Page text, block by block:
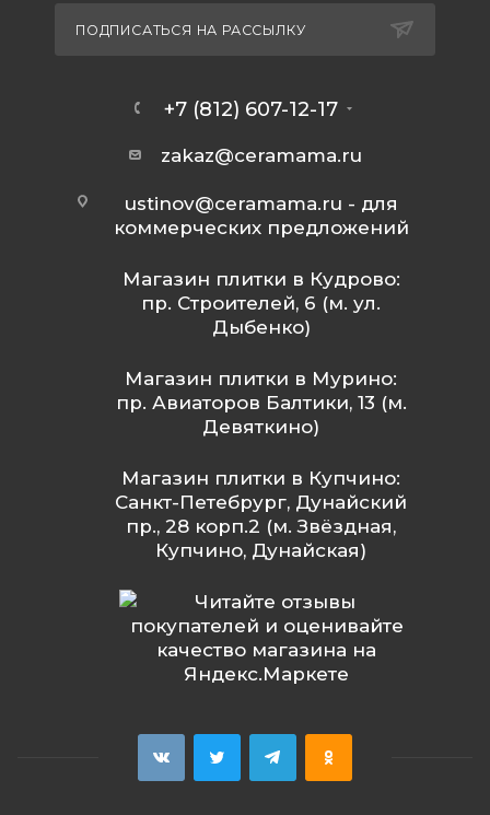
ПОДПИСАТЬСЯ НА РАССЫЛКУ
+7 (812) 607-12-17
zakaz@ceramama.ru
ustinov@ceramama.ru - для
коммерческих предложений
Магазин плитки в Кудрово:
пр. Строителей, 6 (м. ул.
Дыбенко)
Магазин плитки в Мурино:
пр. Авиаторов Балтики, 13 (м.
Девяткино)
Магазин плитки в Купчино:
Санкт-Петебрург, Дунайский
пр., 28 корп.2 (м. Звёздная,
Купчино, Дунайская)